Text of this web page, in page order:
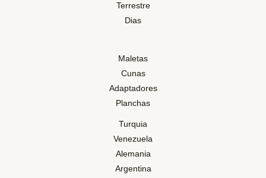
Terrestre
Dias
Maletas
Cunas
Adaptadores
Planchas
Turquia
Venezuela
Alemania
Argentina